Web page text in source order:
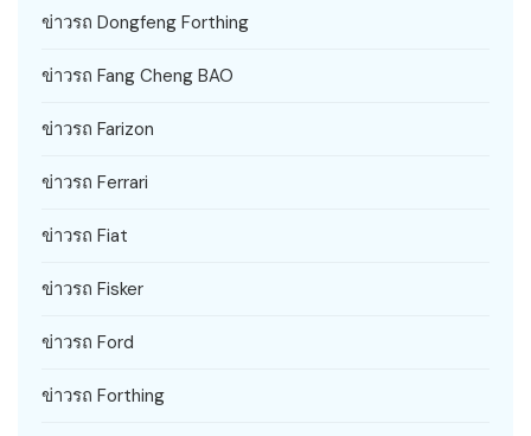
ข่าวรถ Dongfeng Forthing
ข่าวรถ Fang Cheng BAO
ข่าวรถ Farizon
ข่าวรถ Ferrari
ข่าวรถ Fiat
ข่าวรถ Fisker
ข่าวรถ Ford
ข่าวรถ Forthing